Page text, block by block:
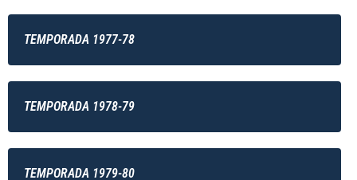
TEMPORADA 1977-78
TEMPORADA 1978-79
TEMPORADA 1979-80